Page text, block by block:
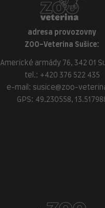
adresa provozovny
ZOO-Veterina Sušice:
Americké armády 76, 342 01
tel.: +420 376 522 435
e-mail: susice@zoo-
GPS: 49.230558,